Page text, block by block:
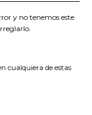
y no tenemos este
cualquiera de estas